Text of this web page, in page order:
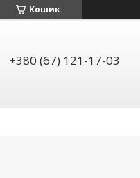
Кошик
+380 (67) 121-17-03